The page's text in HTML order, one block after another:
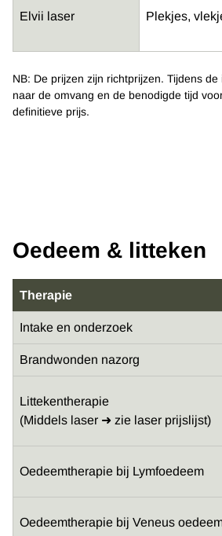
Elvii laser Plekjes,
NB: De prijzen zijn richtprijzen. Tijdens
naar de omvang en de benodigde tijd
definitieve prijs.
Oedeem & litteken
Therapie
Intake en onderzoek
Brandwonden nazorg
Littekentherapie
(Middels laser ➜ zie laser prijslijst)
Oedeemtherapie bij Lymfoedeem
Oedeemtherapie bij Veneus